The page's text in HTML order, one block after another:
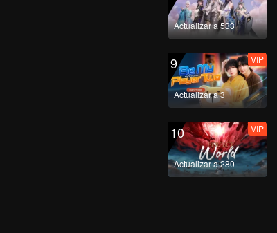
Actualizar a 533
9
Actualizar a 3
VIP
10
Actualizar a 280
VIP